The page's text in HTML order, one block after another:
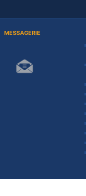
MESSAGERIE